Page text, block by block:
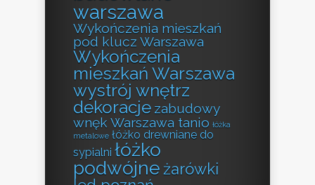
warszawa
Wykończenia mieszkań
pod klucz Warszawa
Wykończenia
mieszkań Warszawa
wystrój wnętrz
dekoracje zabudowy
wnęk Warszawa tanio łóżka
metalowe łóżko drewniane do
sypialni łóżko
podwójne żarówki